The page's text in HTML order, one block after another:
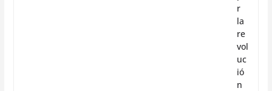
r
la
re
vol
uc
ió
n